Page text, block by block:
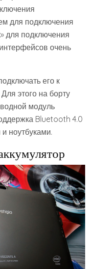
для подключения
для подключения
очень
его к
этого на борту
модуль
Bluetooth 4.0
ноутбуками.